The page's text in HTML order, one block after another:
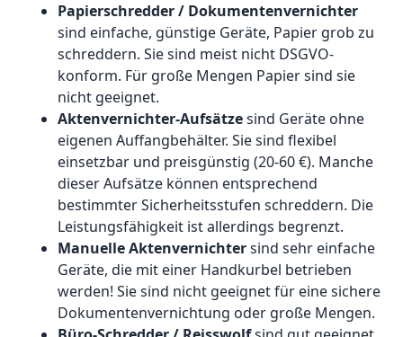
Papierschredder / Dokumentenvernichter
sind einfache, günstige Geräte, Papier grob zu
schreddern. Sie sind meist nicht DSGVO-
konform. Für große Mengen Papier sind sie
nicht geeignet.
Aktenvernichter-Aufsätzesind Geräte ohne
eigenen Auffangbehälter. Sie sind flexibel
einsetzbar und preisgünstig (20-60 €). Manche
dieser Aufsätze können entsprechend
bestimmter Sicherheitsstufen schreddern. Die
Leistungsfähigkeit ist allerdings begrenzt.
Manuelle Aktenvernichtersind sehr einfache
Geräte, die mit einer Handkurbel betrieben
werden! Sie sind nicht geeignet für eine sichere
Dokumentenvernichtung oder große Mengen.